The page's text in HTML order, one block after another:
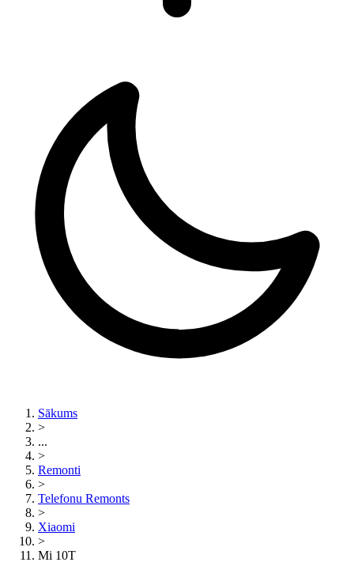
Sākums
>
...
>
Remonti
>
Telefonu Remonts
>
Xiaomi
>
Mi 10T